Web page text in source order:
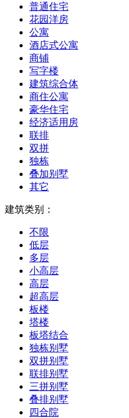
普通住宅
花园洋房
公寓
酒店式公寓
商铺
写字楼
建筑综合体
商住公寓
豪华住宅
经济适用房
联排
双拼
独栋
叠加别墅
其它
建筑类别：
不限
低层
多层
小高层
高层
超高层
板楼
塔楼
板塔结合
独栋别墅
双拼别墅
联排别墅
三拼别墅
叠排别墅
四合院